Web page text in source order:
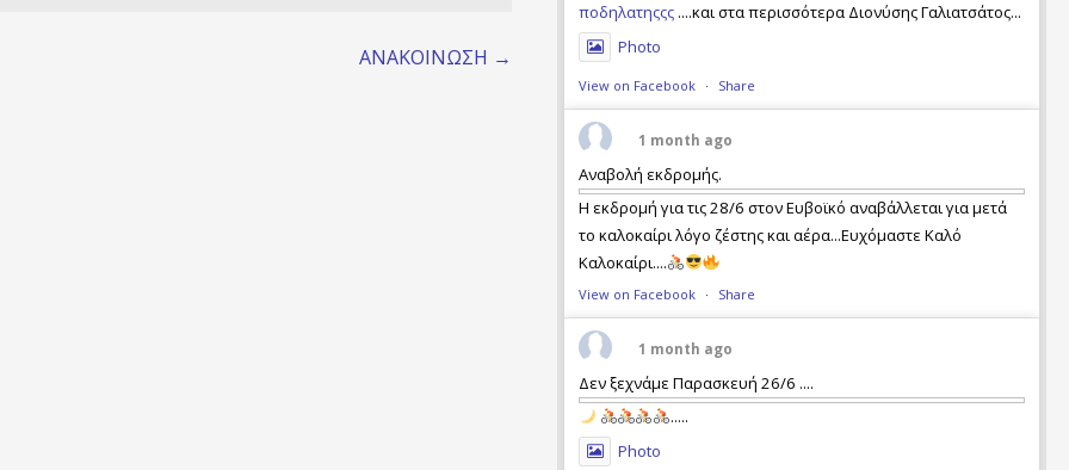
ΑΝΑΚΟΙΝΩΣΗ →
ποδηλατηςςς....και στα περισσότερα Διονύσης Γαλιατσάτος...
Photo
View on Facebook · Share
1 month ago
Αναβολή εκδρομής.
Η εκδρομή για τις 28/6 στον Ευβοϊκό αναβάλλεται για μετά
το καλοκαίρι λόγο ζέστης και αέρα...Ευχόμαστε Καλό
Καλοκαίρι....
View on Facebook · Share
1 month ago
Δεν ξεχνάμε Παρασκευή 26/6 ....
.....
Photo